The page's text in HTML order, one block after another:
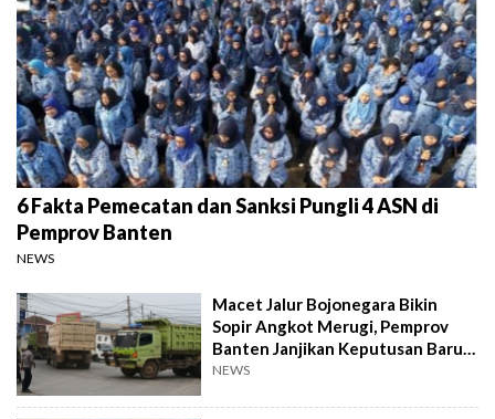
6 Fakta Pemecatan dan Sanksi Pungli 4 ASN di
Pemprov Banten
NEWS
Macet Jalur Bojonegara Bikin
Sopir Angkot Merugi, Pemprov
Banten Janjikan Keputusan Baru 4
Hari Lagi
NEWS